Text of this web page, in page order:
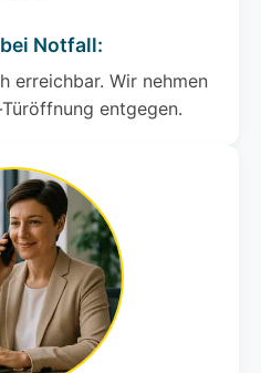
Notfall:
erreichbar. Wir nehmen
entgegen.